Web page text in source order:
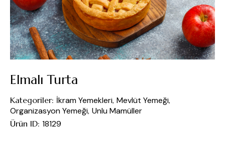
Elmalı Turta
Kategoriler: İkram Yemekleri, Mevlüt Yemeği,
Organizasyon Yemeği, Unlu Mamüller
Ürün ID: 18129